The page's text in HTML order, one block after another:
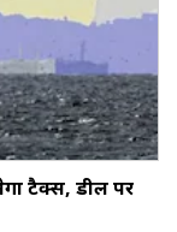
टैक्स, डील पर